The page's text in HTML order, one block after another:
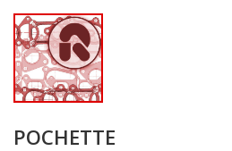
POCHETTE